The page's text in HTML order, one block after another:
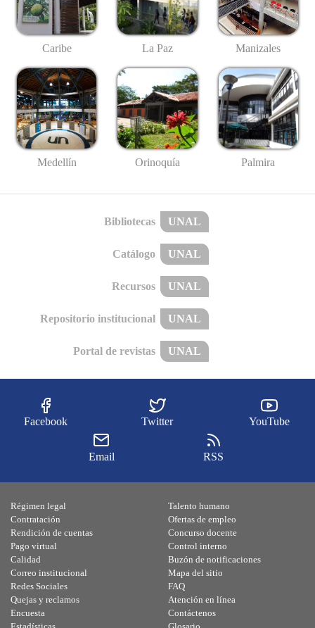
Caribe La Paz Manizales
Medellín Orinoquía Palmira
Bibliotecas UNAL
Catálogo UNAL
Recursos UNAL
Repositorio institucional UNAL
Portal de revistas UNAL
Facebook Twitter YouTube
Email RSS
Régimen legal
Contratación
Rendición de cuentas
Pago virtual
Calidad
Talento humano
Ofertas de empleo
Concurso docente
Control interno
Buzón de notificaciones
Correo institucional
Redes Sociales
Quejas y reclamos
Encuesta
Mapa del sitio
FAQ
Atención en línea
Contáctenos